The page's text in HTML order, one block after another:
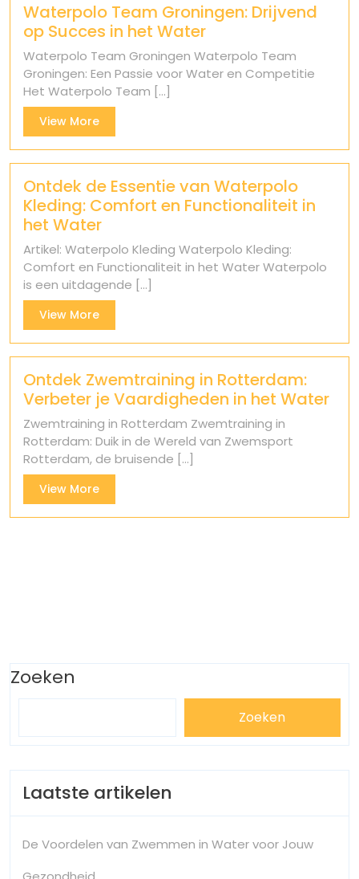
Waterpolo Team Groningen: Drijvend
op Succes in het Water
Waterpolo Team Groningen Waterpolo Team
Groningen: Een Passie voor Water en Competitie
Het Waterpolo Team [...]
View MoreView
More
Ontdek de Essentie van Waterpolo
Kleding: Comfort en Functionaliteit in
het Water
Artikel: Waterpolo Kleding Waterpolo Kleding:
Comfort en Functionaliteit in het Water Waterpolo
is een uitdagende [...]
View MoreView
More
Ontdek Zwemtraining in Rotterdam:
Verbeter je Vaardigheden in het Water
Zwemtraining in Rotterdam Zwemtraining in
Rotterdam: Duik in de Wereld van Zwemsport
Rotterdam, de bruisende [...]
View MoreView
More
Zoeken
Zoeken
Laatste artikelen
De Voordelen van Zwemmen in Water voor Jouw